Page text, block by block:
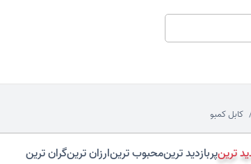
کابل کمبو
ترینپربازدید ترینمحبوب ترینارزان ترینگران ترین